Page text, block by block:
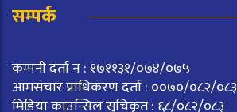
सम्पर्क
कम्पनी दर्ता न : १७११३१/०७४/०७५
आमसंचार प्राधिकरण दर्ता : ००७०/०८२/०८३
मिडिया काउन्सिल सुचिकृत : ६८/०८२/०८३